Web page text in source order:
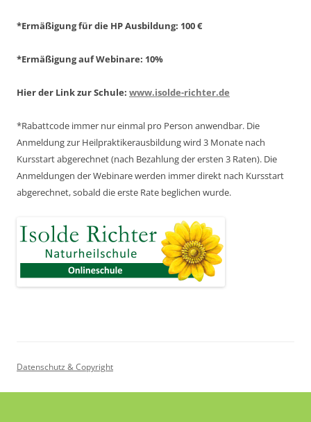
*Ermäßigung für die HP Ausbildung: 100 €
*Ermäßigung auf Webinare: 10%
Hier der Link zur Schule: www.isolde-richter.de
*Rabattcode immer nur einmal pro Person anwendbar. Die
Anmeldung zur Heilpraktikerausbildung wird 3 Monate nach
Kursstart abgerechnet(nach Bezahlung der ersten 3 Raten). Die
Anmeldungen der Webinare werden immer direkt nach Kursstart
abgerechnet,sobald die erste Rate beglichen wurde.
Datenschutz & Copyright